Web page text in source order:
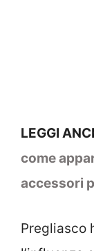
LEGGI
come
accessori
Pregliasco